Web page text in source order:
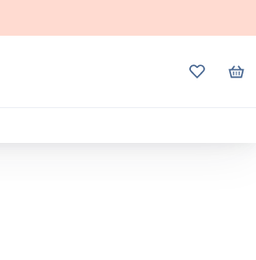
Meine